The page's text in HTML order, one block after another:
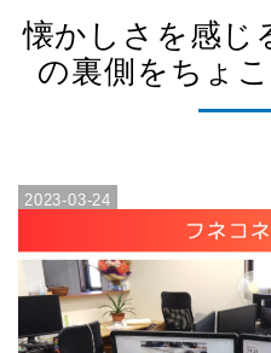
懐かしさを感じ
の裏側をちょ
2023-03-24